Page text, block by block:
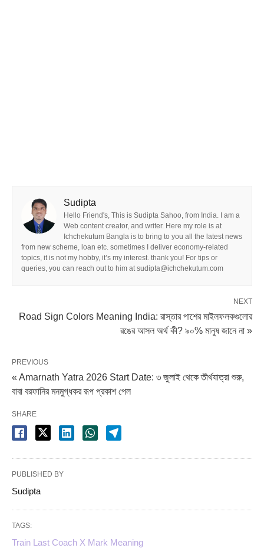
Sudipta
Hello Friend's, This is Sudipta Sahoo, from India. I am a
Web content creator, and writer. Here my role is at
Ichchekutum Bangla is to bring to you all the latest news
from new scheme, loan etc. sometimes I deliver economy-related
topics, it is not my hobby, it’s my interest. thank you! For tips or
queries, you can reach out to him at sudipta@ichchekutum.com
NEXT
Road Sign Colors Meaning India: রাস্তার পাশের মাইলফলকগুলোর
রঙের আসল অর্থ কী? ৯০% মানুষ জানে না »
PREVIOUS
« Amarnath Yatra 2026 Start Date: ৩ জুলাই থেকে তীর্থযাত্রা শুরু,
বাবা বরফানির মনমুগ্ধকর রূপ প্রকাশ পেল
SHARE
PUBLISHED BY
Sudipta
TAGS:
Train Last Coach X Mark Meaning